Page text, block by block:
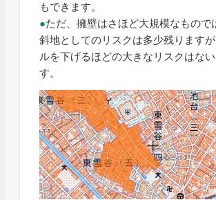
もできます。
●ただ、擁壁はさほど大規模なもので
斜地としてのリスクは多少残ります
ルを下げるほどの大きなリスクはな
す。